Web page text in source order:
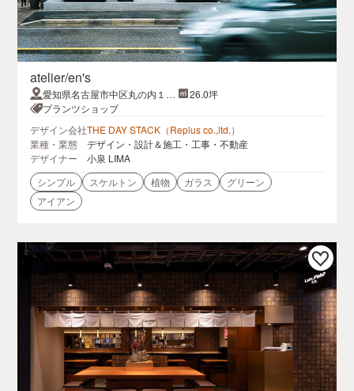
atelier/en's
愛知県名古屋市中区丸の内１丁
目１−８児玉ビル 1F
26.0坪
プランツショップ
デザイン会社THE DAY STACK（Replus co.,ltd.）
業種・業態
デザイン・設計＆施工・工事・不動産
デザイナー
小泉 LIMA
シンプル
スケルトン 植物 ガラス
グリーン
アイアン